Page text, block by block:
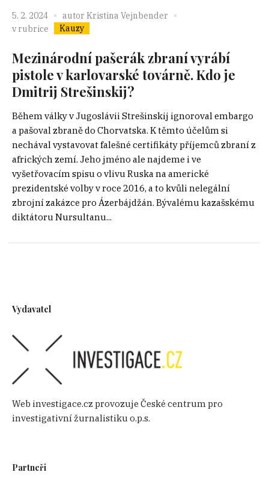
5. 2. 2024 autor Kristina Vejnbender
v rubrice
Kauzy
Mezinárodní pašerák zbraní vyrábí
pistole v karlovarské továrně. Kdo je
Dmitrij Strešinskij?
Během války v Jugoslávii Strešinskij ignoroval embargo
a pašoval zbraně do Chorvatska. K těmto účelům si
nechával vystavovat falešné certifikáty příjemců zbraní z
afrických zemí. Jeho jméno ale najdeme i ve
vyšetřovacím spisu o vlivu Ruska na americké
prezidentské volby v roce 2016, a to kvůli nelegální
zbrojní zakázce pro Ázerbájdžán. Bývalému kazašskému
diktátoru Nursultanu...
Vydavatel
Web investigace.cz provozuje České centrum pro
investigativní žurnalistiku o.p.s.
Partneři